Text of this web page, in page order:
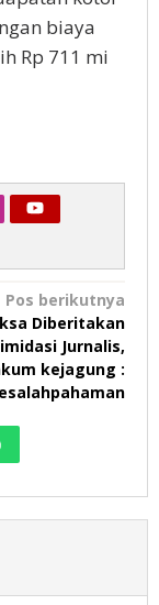
biaya
Rp 711 mi
Pos berikutnya
Diberitakan
Jurnalis,
kejagung :